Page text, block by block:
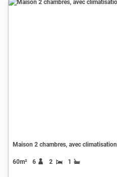
Maison 2 chambres, avec climatisation
60m² 6 2 1